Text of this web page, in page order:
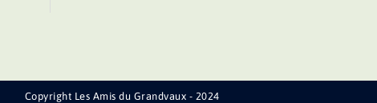
Copyright Les Amis du Grandvaux - 2024